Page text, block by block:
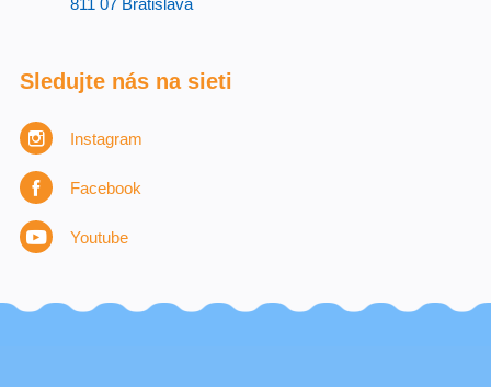
811 07 Bratislava
Sledujte nás na sieti
Instagram
Facebook
Youtube